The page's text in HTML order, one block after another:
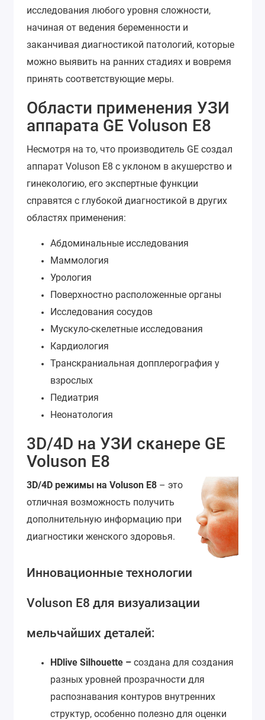
исследования любого уровня сложности,
начиная от ведения беременности и
заканчивая диагностикой патологий, которые
можно выявить на ранних стадиях и вовремя
принять соответствующие меры.
Области применения УЗИ
аппарата GE Voluson E8
Несмотря на то, что производитель GE создал
аппарат Voluson E8 с уклоном в акушерство и
гинекологию, его экспертные функции
справятся с глубокой диагностикой в других
областях применения:
Абдоминальные исследования
Маммология
Урология
Поверхностно расположенные органы
Исследования сосудов
Мускуло-скелетные исследования
Кардиология
Транскраниальная допплерография у
взрослых
Педиатрия
Неонатология
3D/4D на УЗИ сканере GE
Voluson E8
3D/4D режимы на Voluson E8 – это
отличная возможность получить
дополнительную информацию при
диагностики женского здоровья.
Инновационные технологии
Voluson E8 для визуализации
мельчайших деталей:
HDlive Silhouette – создана для создания
разных уровней прозрачности для
распознавания контуров внутренних
структур, особенно полезно для оценки